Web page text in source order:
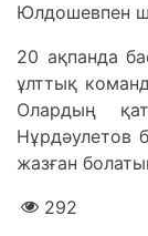
Юлдошевпен
20 ақпанда
ұлттық
Олардың
Нұрдәулетов
жазған
292